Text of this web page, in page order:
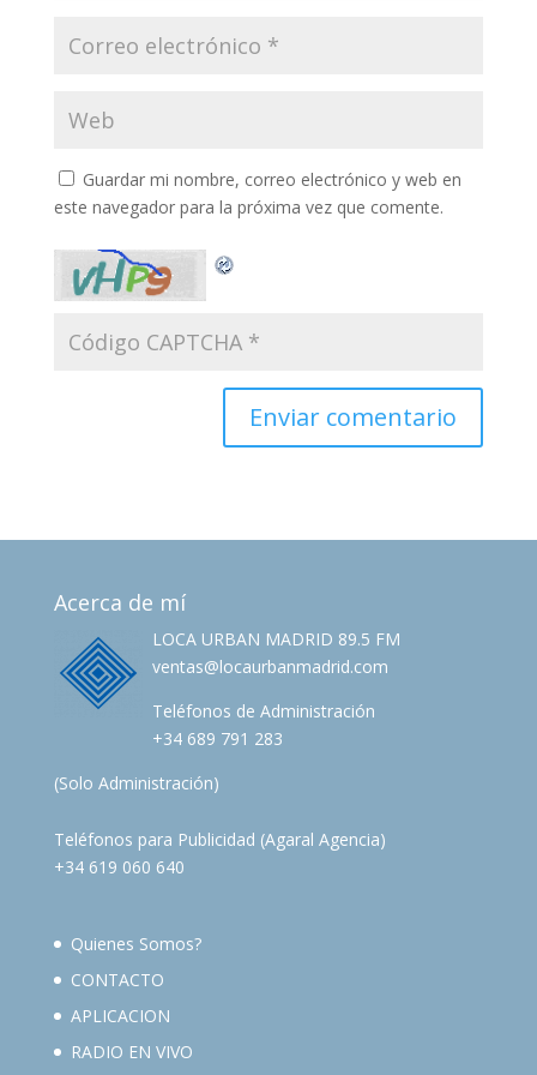
Guardar mi nombre, correo electrónico y web en
este navegador para la próxima vez que comente.
Acerca de mí
LOCA URBAN MADRID 89.5 FM
ventas@locaurbanmadrid.com
Teléfonos de Administración
+34 689 791 283
(Solo Administración)
Teléfonos para Publicidad (Agaral Agencia)
+34 619 060 640
Quienes Somos?
CONTACTO
APLICACION
RADIO EN VIVO